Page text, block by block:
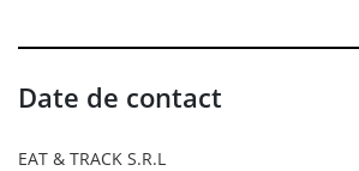
Date de contact
EAT & TRACK S.R.L